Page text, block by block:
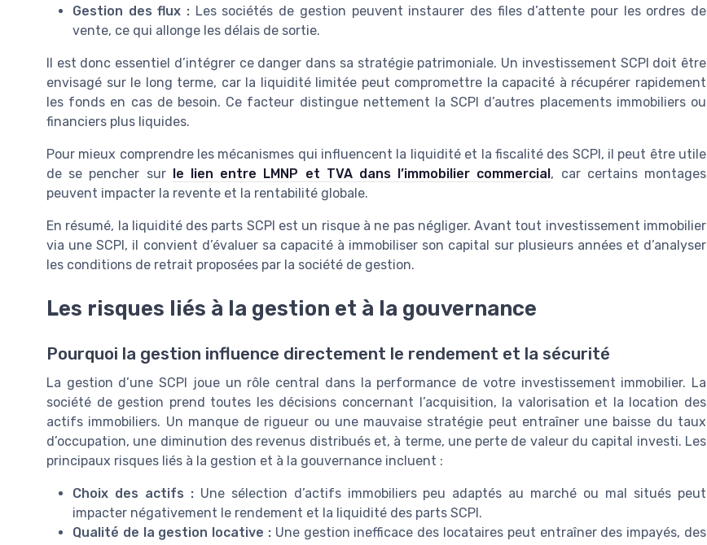
Gestion des flux : Les sociétés de gestion peuvent instaurer des files d’attente pour les ordres de
vente, ce qui allonge les délais de sortie.
Il est donc essentiel d’intégrer ce danger dans sa stratégie patrimoniale. Un investissement SCPI doit être
envisagé sur le long terme, car la liquidité limitée peut compromettre la capacité à récupérer rapidement
les fonds en cas de besoin. Ce facteur distingue nettement la SCPI d’autres placements immobiliers ou
financiers plus liquides.
Pour mieux comprendre les mécanismes qui influencent la liquidité et la fiscalité des SCPI, il peut être utile
de se pencher sur le lien entre LMNP et TVA dans l’immobilier commercial, car certains montages
peuvent impacter la revente et la rentabilité globale.
En résumé, la liquidité des parts SCPI est un risque à ne pas négliger. Avant tout investissement immobilier
via une SCPI, il convient d’évaluer sa capacité à immobiliser son capital sur plusieurs années et d’analyser
les conditions de retrait proposées par la société de gestion.
Les risques liés à la gestion et à la gouvernance
Pourquoi la gestion influence directement le rendement et la sécurité
La gestion d’une SCPI joue un rôle central dans la performance de votre investissement immobilier. La
société de gestion prend toutes les décisions concernant l’acquisition, la valorisation et la location des
actifs immobiliers. Un manque de rigueur ou une mauvaise stratégie peut entraîner une baisse du taux
d’occupation, une diminution des revenus distribués et, à terme, une perte de valeur du capital investi. Les
principaux risques liés à la gestion et à la gouvernance incluent :
Choix des actifs :Une sélection d’actifs immobiliers peu adaptés au marché ou mal situés peut
impacter négativement le rendement et la liquidité des parts SCPI.
Qualité de la gestion locative : Une gestion inefficace des locataires peut entraîner des impayés, des